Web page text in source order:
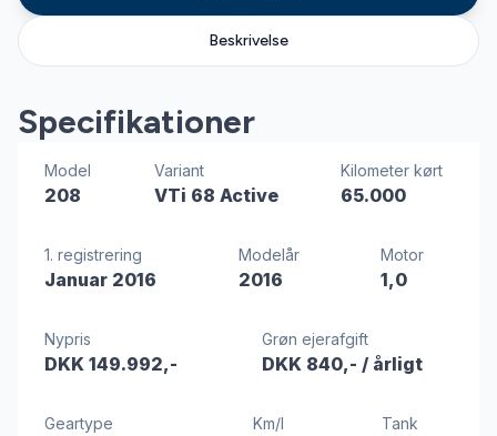
Beskrivelse
Specifikationer
Model
208
Variant
VTi 68 Active
Kilometer kørt
65.000
1. registrering
Januar 2016
Modelår
2016
Motor
1,0
Nypris
DKK 149.992,-
Grøn ejerafgift
DKK 840,- / årligt
Geartype Km/l Tank